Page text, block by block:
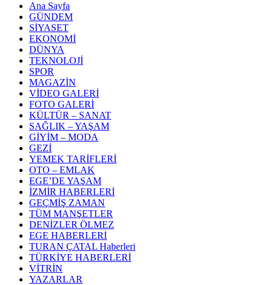
Ana Sayfa
GÜNDEM
SİYASET
EKONOMİ
DÜNYA
TEKNOLOJİ
SPOR
MAGAZİN
VİDEO GALERİ
FOTO GALERİ
KÜLTÜR – SANAT
SAĞLIK – YAŞAM
GİYİM – MODA
GEZİ
YEMEK TARİFLERİ
OTO – EMLAK
EGE’DE YAŞAM
İZMİR HABERLERİ
GEÇMİŞ ZAMAN
TÜM MANŞETLER
DENİZLER ÖLMEZ
EGE HABERLERİ
TURAN ÇATAL Haberleri
TÜRKİYE HABERLERİ
VİTRİN
YAZARLAR